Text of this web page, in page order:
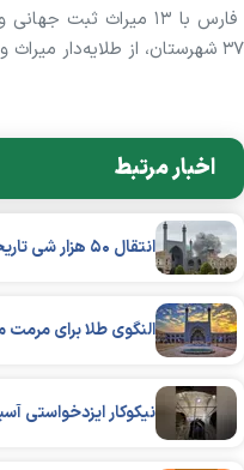
۳۷ شهرستان، از طلایه‌دار میراث و تمدن ایرانی است.
اخبار مرتبط
انتقال ۵۰ هزار شی تاریخی به مخازن امن
النگوی طلا برای
نیکوکار ایزدخواستی